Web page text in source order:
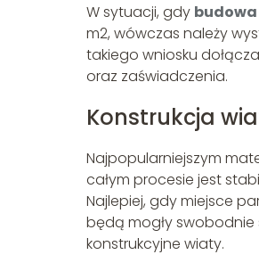
W sytuacji, gdy
m2, wówczas należy
takiego wniosku
oraz zaświadczenia.
Konstrukcja
Najpopularniejszym
całym procesie jest
Najlepiej, gdy miejsce
będą mogły swobodnie
konstrukcyjne wiaty.